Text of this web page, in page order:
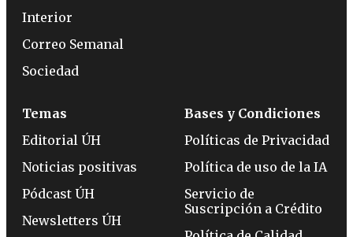
Interior
Correo Semanal
Sociedad
Temas
Editorial ÚH
Noticias positivas
Pódcast ÚH
Newsletters ÚH
Bases y Condiciones
Políticas de Privacidad
Política de uso de la IA
Servicio de
Suscripción a Crédito